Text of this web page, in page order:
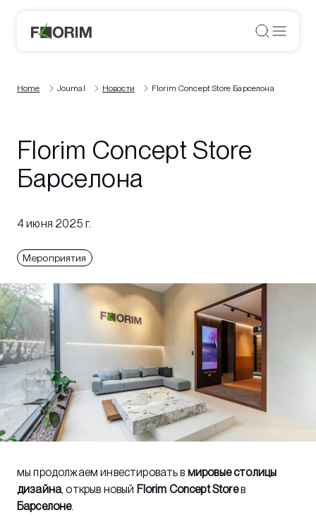
Home Journal Новости Florim Concept Store Барселона
Florim Concept Store
Барселона
4 июня 2025 г.
Мероприятия
мы продолжаем инвестировать в мировые столицы
дизайна, открыв новый Florim Concept Storeв
Барселоне.